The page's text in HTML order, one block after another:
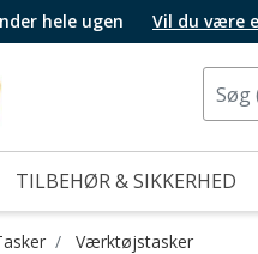
hele ugen Vil du være
TILBEHØR & SIKKERHED
Værktøjstasker